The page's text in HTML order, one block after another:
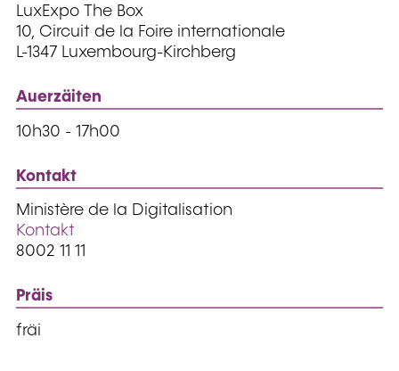
LuxExpo The Box
10, Circuit de la Foire internationale
L-1347 Luxembourg-Kirchberg
Auerzäiten
10h30 - 17h00
Kontakt
Ministère de la Digitalisation
Kontakt
8002 11 11
Präis
fräi